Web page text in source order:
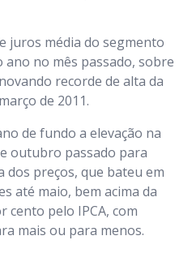
juros média do segmento
no mês passado, sobre
recorde de alta da
de 2011.
de fundo a elevação na
outubro passado para
preços, que bateu em
até maio, bem acima da
cento pelo IPCA, com
mais ou para menos.